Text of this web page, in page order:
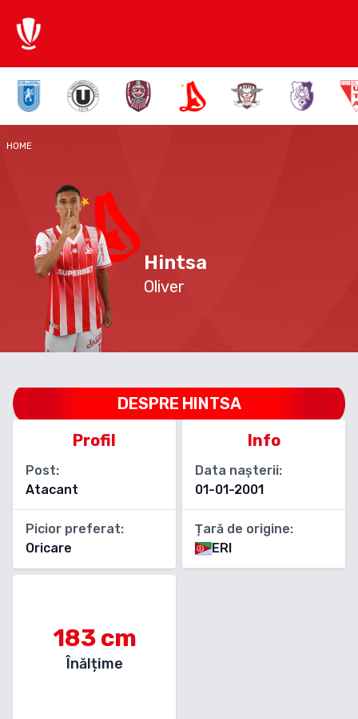
HOME
Hintsa
Oliver
DESPRE HINTSA
Profil
Post:
Atacant
Picior preferat:
Oricare
Info
Data nașterii:
01-01-2001
Țară de origine:
ERI
183cm
Înălțime